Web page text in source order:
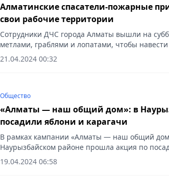
Алматинские спасатели-пожарные
свои рабочие территории
Сотрудники ДЧС города Алматы вышли на
метлами, граблями и лопатами, чтобы
прилегающей территории, проявить свою
позицию и внести...
21.04.2024 00:32
Общество
«Алматы — наш общий дом»: в
посадили яблони и карагачи
В рамках кампании «Алматы — наш общий
Наурызбайском районе прошла акция по
пересечении проспекта Абая с улицей Алатау,
молодежь и...
19.04.2024 06:58